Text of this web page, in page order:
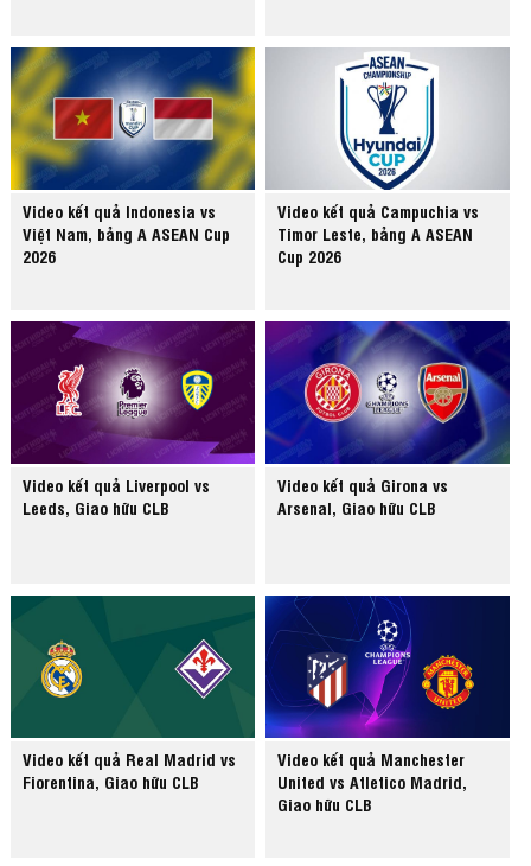
Video kết quả Indonesia vs
Việt Nam, bảng A ASEAN Cup
2026
Video kết quả Campuchia vs
Timor Leste, bảng A ASEAN
Cup 2026
Video kết quả Liverpool vs
Leeds, Giao hữu CLB
Video kết quả Girona vs
Arsenal, Giao hữu CLB
Video kết quả Real Madrid vs
Fiorentina, Giao hữu CLB
Video kết quả Manchester
United vs Atletico Madrid,
Giao hữu CLB